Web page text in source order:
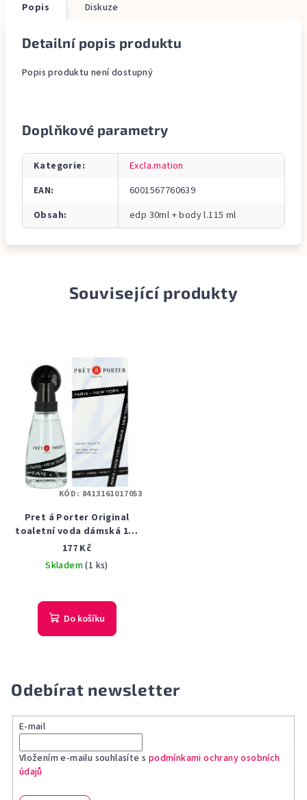
Popis Diskuze
Detailní popis produktu
Popis produktu není dostupný
Doplňkové parametry
Kategorie:
Excla.mation
EAN:
6001567760639
Obsah: edp 30ml + body l.115 ml
Související produkty
Pret á Porter Original
toaletní voda dámská 100
ml
177 Kč
Skladem(1 ks)
Do košíku
KÓD: 8413161017053
Odebírat newsletter
E-mail
Vložením e-mailu souhlasíte s podmínkami ochrany osobních
údajů